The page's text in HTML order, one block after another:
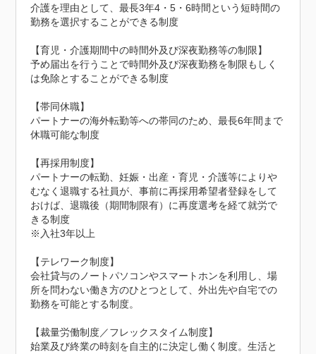
介護を理由として、最長3年4・5・6時間という短時間の
勤務を選択することができる制度
【育児・介護期間中の時間外及び深夜勤務等の制限】
予め届出を行うことで時間外及び深夜勤務を制限もしく
は免除とすることができる制度
【帯同休職】
パートナーの海外転勤等への帯同のため、最長6年間まで
休職可能な制度
【再採用制度】
パートナーの転勤、妊娠・出産・育児・介護等によりや
むなく退職する社員が、事前に再採用希望者登録をして
おけば、退職後（期間制限有）に再度選考を経て就労で
きる制度
※入社3年以上
【テレワーク制度】
会社貸与のノートパソコンやスマートホンを利用し、場
所を問わない働き方のひとつとして、外出先や自宅での
勤務を可能とする制度。
【裁量労働制度／フレックスタイム制度】
始業及び終業の時刻を自主的に決定し働く制度。生活と